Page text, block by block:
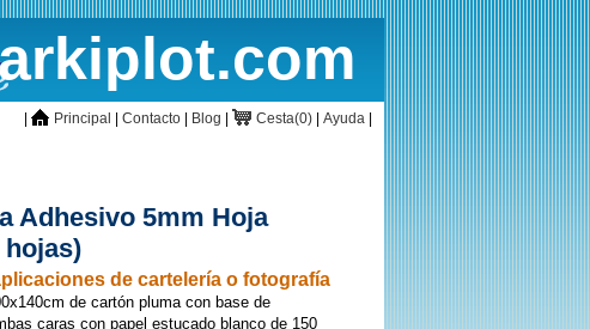
inicioPrincipal Contacto Blog CestaCesta(0) Ayuda
Adhesivo 5mm Hoja
hojas)
de cartelería o fotografía
de cartón pluma con base de
caras con papel estucado blanco de 150